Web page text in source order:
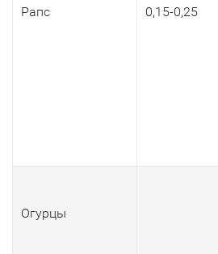
Рапс 0,15-0,25
Огурцы